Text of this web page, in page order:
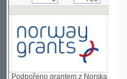
Podpořeno grantem z Norska
prostřednictvím Norského